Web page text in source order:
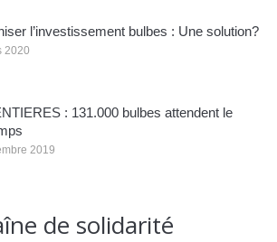
l’investissement bulbes : Une solution?
2020
: 131.000 bulbes attendent le
2019
de solidarité